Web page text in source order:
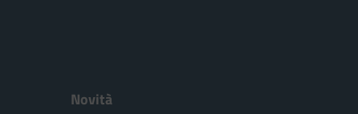
Novità